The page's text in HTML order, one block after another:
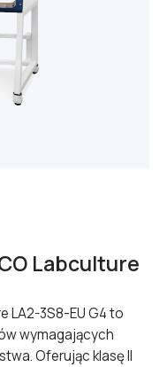
Labculture
LA2-3S8-EU G4 to
wymagających
Oferując klasę II